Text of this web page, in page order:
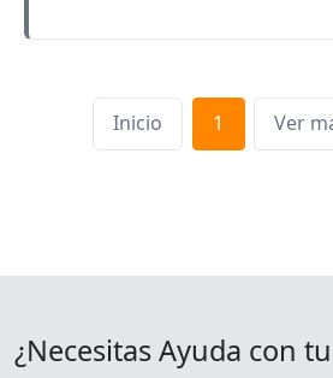
Inicio 1 Ver
¿Necesitas Ayuda con